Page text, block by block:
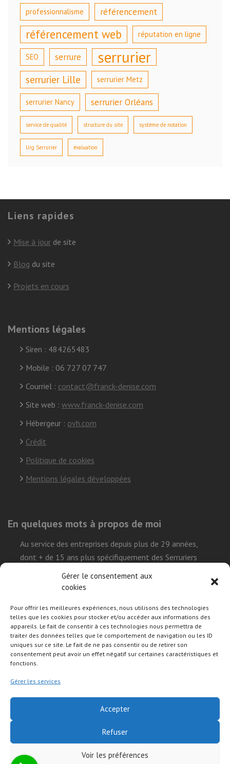
Gérer le consentement aux
cookies
Pour offrir les meilleures expériences, nous utilisons des technologies
telles que les cookies pour stocker et/ou accéder aux informations des
appareils. Le fait de consentir à ces technologies nous permettra de
traiter des données telles que le comportement de navigation ou les ID
uniques sur ce site. Le fait de ne pas consentir ou de retirer son
consentement peut avoir un effet négatif sur certaines caractéristiques et
fonctions.
Gérer les services
Accepter
Refuser
Voir les préférences
professionnalisme référencement
référencement web réputation en ligne
SEO serrure serrurier
serrurier Lille serrurier Metz
serrurier Nancy serrurier Orléans
service de qualité structure du site système de notation
Urg Serrurier évaluation
Liens rapides
Mise à jour de site
Blog du site
Projets en cours
Mentions légales
Siren : 484265483
Mobile : 06 727 07 747
Courriel : contact@franck-denise.com
Site web : www.franck-denise.com
Hébergeur : ovh.com
Crédit
Politique de cookies
Mentions légales développées
En quelques mots à propos de moi
Au service des entreprises depuis plus de 29 années,
dont + de 15 ans plus spécifiquement des Serruriers
leur projet sur le Web et démystifier l’environnement
permettant de construire leurs présences de façon
efficace, durable et autonome.
Suivre mon activité sur les réseaux sociaux
© Copyright 2026Webmaster @ serrurier.ovh
Construction Landing Page | Développé par